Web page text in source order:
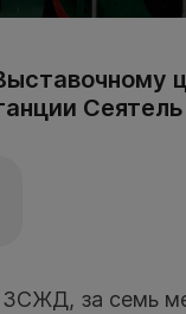
за семь